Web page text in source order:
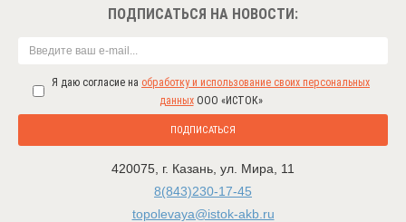
ПОДПИСАТЬСЯ НА НОВОСТИ:
Я даю согласие на обработку и использование своих персональных
данныхООО «ИСТОК»
ПОДПИСАТЬСЯ
420075 г. Казань ул. Мира, 11
8(843)230-17-45
topolevaya@istok-akb.ru